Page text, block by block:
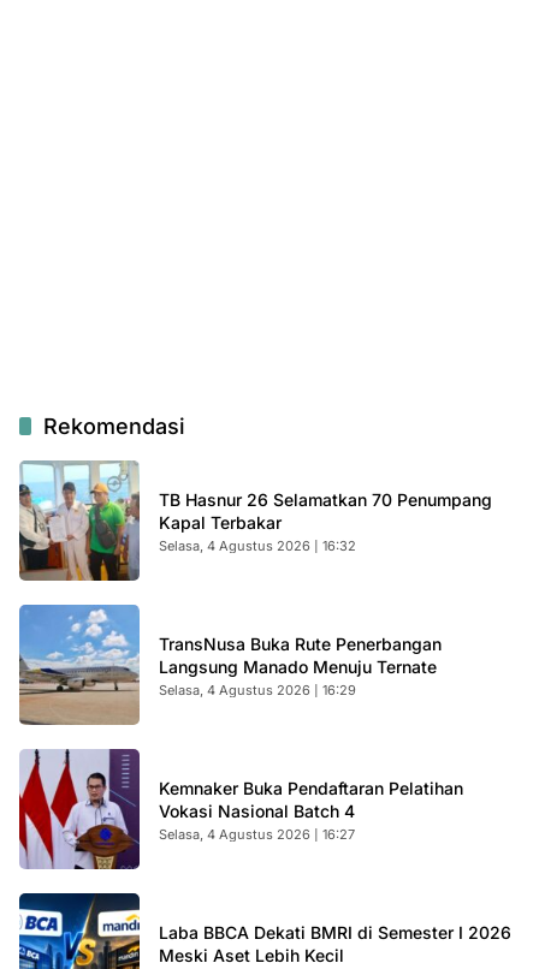
Rekomendasi
TB Hasnur 26 Selamatkan 70 Penumpang
Kapal Terbakar
Selasa, 4 Agustus 2026 | 16:32
TransNusa Buka Rute Penerbangan
Langsung Manado Menuju Ternate
Selasa, 4 Agustus 2026 | 16:29
Kemnaker Buka Pendaftaran Pelatihan
Vokasi Nasional Batch 4
Selasa, 4 Agustus 2026 | 16:27
Laba BBCA Dekati BMRI di Semester I 2026
Meski Aset Lebih Kecil